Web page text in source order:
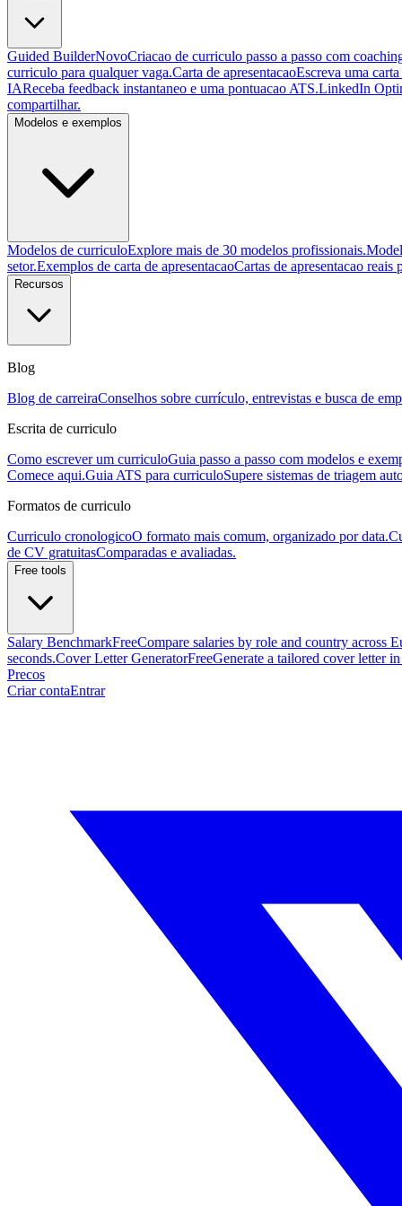
Guided BuilderNovoCriacao de curriculo passo a passo com
curriculo para qualquer vaga.Carta de apresentacaoEscreva uma
IAReceba feedback instantaneo e uma pontuacao ATS.LinkedIn
compartilhar.
Modelos e exemplos
Modelos de curriculoExplore mais de 30 modelos profissionais.
setor.Exemplos de carta de apresentacaoCartas de apresentacao reais
Recursos
Blog
Blog de carreiraConselhos sobre currículo, entrevistas e busca de
Escrita de curriculo
Como escrever um curriculoGuia passo a passo com modelos e
Comece aqui.Guia ATS para curriculoSupere sistemas de triagem
Formatos de curriculo
Curriculo cronologicoO formato mais comum, organizado por data.
de CV gratuitasComparadas e avaliadas.
Free tools
Salary BenchmarkFreeCompare salaries by role and country across
seconds.Cover Letter GeneratorFreeGenerate a tailored cover letter
Precos
Criar contaEntrar